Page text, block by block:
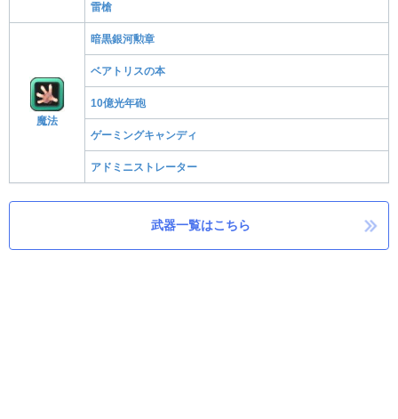
雷槍
魔法
暗黒銀河勲章
ベアトリスの本
10億光年砲
ゲーミングキャンディ
アドミニストレーター
武器一覧はこちら